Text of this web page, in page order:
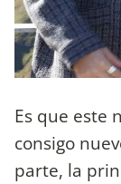
Es que este
consigo
parte, la